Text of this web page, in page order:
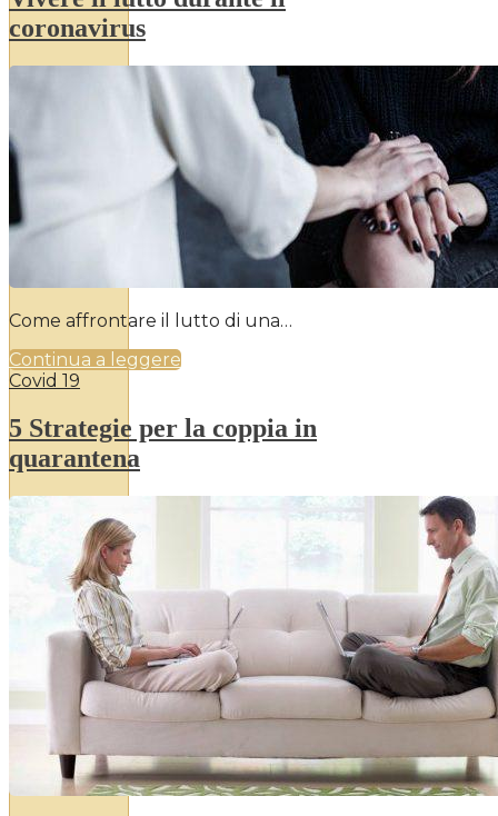
coronavirus
Come affrontare il lutto di una…
Continua a leggere
Covid 19
5 Strategie per la coppia in
quarantena